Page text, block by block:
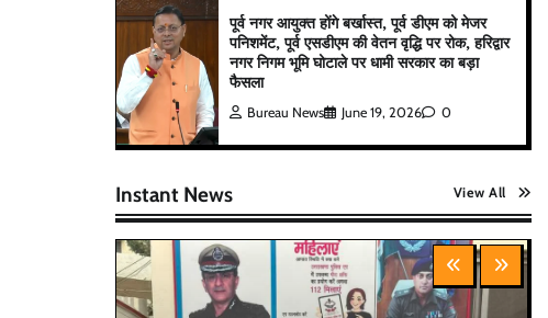
पूर्व नगर आयुक्त होंगे बर्खास्त, पूर्व डीएम को मेजर
पनिशमेंट, पूर्व एसडीएम की वेतन वृद्धि पर रोक, हरिद्वार
नगर निगम भूमि घोटाले पर धामी सरकार का बड़ा
फैसला
Bureau News June 19, 2026 0
Instant News View All